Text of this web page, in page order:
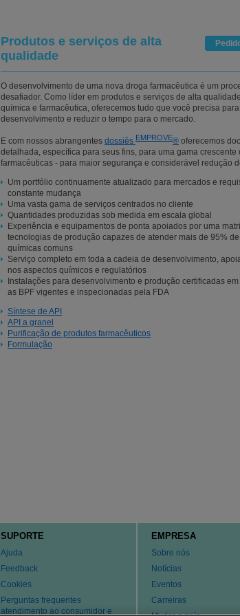
Produtos e serviços de alta
qualidade
O desenvolvimento de uma nova droga farmacêutica é um
desafiador. Como líder em produtos e serviços de alta
química e farmacêutica, oferecemos tudo que você precisa
desenvolvimento e reduzir o tempo para o mercado.
E com nossos abrangentes dossiês EMPROVE® oferecemos
detalhada, específica para seus fins, para uma gama crescente
farmacêuticas - para maior segurança e considerável redução
Um portfólio continuamente atualizado para mercados e
constante mudança
Uma vasta gama de serviços centrados no cliente
Quantidades produzidas sob medida em escala global
Experiência e equipamentos de ponta apoiados por uma
tecnologias de produção capazes de atender mais de 95%
químicas comuns
Serviço completo em toda a cadeia de desenvolvimento,
nos aspectos químicos e regulatórios
Instalações para desenvolvimento e produção certificadas
as BPF vigentes e inspecionadas pela FDA
Síntese de API
API a granel
Purificação de produtos farmacêuticos
Formulação
SUPORTE
Ajuda
Feedback
Cookies
Perguntas frequentes
atendimento ao consumidor e
EMPRESA
Sobre nós
Notícias
Eventos
Carreiras